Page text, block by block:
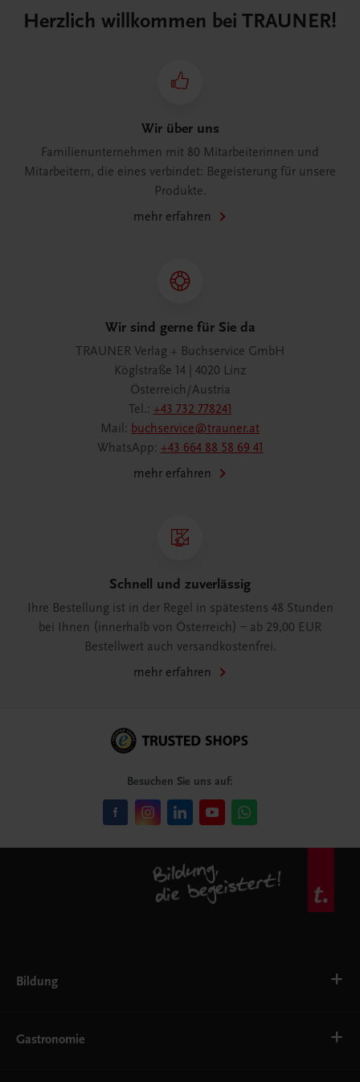
Herzlich willkommen bei TRAUNER!
Wir über uns
Familienunternehmen mit 80 Mitarbeiterinnen und
Mitarbeitern, die eines verbindet: Begeisterung für unsere
Produkte.
mehr erfahren
Wir sind gerne für Sie da
TRAUNER Verlag + Buchservice GmbH
Köglstraße 14 | 4020 Linz
Österreich/Austria
Tel.: +43 732 778241
Mail: buchservice@trauner.at
WhatsApp: +43 664 88 58 69 41
mehr erfahren
Schnell und zuverlässig
Ihre Bestellung ist in der Regel in spätestens 48 Stunden
bei Ihnen (innerhalb von Österreich) – ab 29,00 EUR
Bestellwert auch versandkostenfrei.
mehr erfahren
Besuchen Sie uns auf:
Bildung
Ernährung
Gastronomie